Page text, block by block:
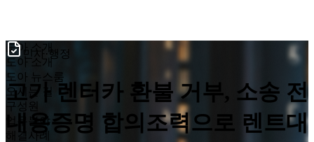
도아 소개
도아 소개
도아 뉴스룸
오시는 길
구성원
업무분야
해결사례
민사·행정
고가 렌터카 환불 거부, 소송 전
내용증명 합의조력으로 렌트대